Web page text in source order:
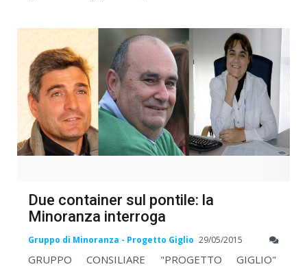
Due container sul pontile: la
Minoranza interroga
Gruppo di Minoranza - Progetto Giglio 29/05/2015
GRUPPO CONSILIARE "PROGETTO GIGLIO"